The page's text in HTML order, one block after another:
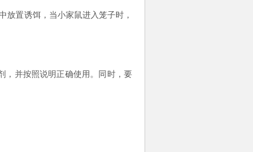
放置诱饵，当小家鼠进入笼子时，
，并按照说明正确使用。同时，要